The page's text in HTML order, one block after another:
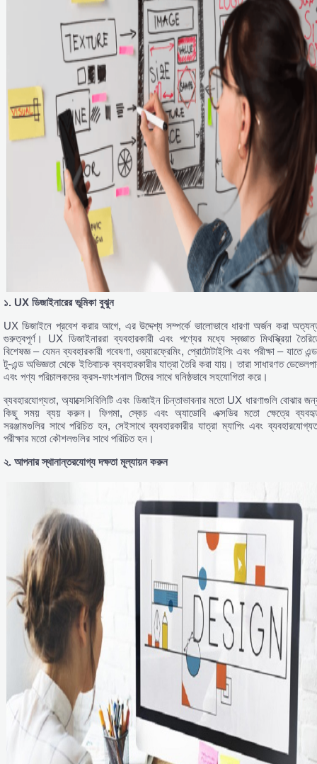
১. UX ডিজাইনারেরভূমিকাবুঝুন
UX ডিজাইনে প্রবেশ করার আগে, এর উদ্দেশ্য সম্পর্কে ভালোভাবে ধারণা অর্জন করা
গুরুত্বপূর্ণ। UX ডিজাইনাররা ব্যবহারকারী এবং পণ্যের মধ্যে স্বজ্ঞাত মিথস্ক্রিয়া
বিশেষজ্ঞ – যেমন ব্যবহারকারী গবেষণা, ওয়্যারফ্রেমিং, প্রোটোটাইপিং এবং পরীক্ষা – যাতে
টু-এন্ড অভিজ্ঞতা থেকে ইতিবাচক ব্যবহারকারীর যাত্রা তৈরি করা যায়। তারা সাধারণত
এবং পণ্য পরিচালকদের ক্রস-ফাংশনাল টিমের সাথে ঘনিষ্ঠভাবে সহযোগিতা করে।
ব্যবহারযোগ্যতা, অ্যাক্সেসিবিলিটি এবং ডিজাইন চিন্তাভাবনার মতো UX ধারণাগুলি বোঝার
কিছু সময় ব্যয় করুন। ফিগমা, স্কেচ এবং অ্যাডোবি এক্সডির মতো ক্ষেত্রে
সরঞ্জামগুলির সাথে পরিচিত হন, সেইসাথে ব্যবহারকারীর যাত্রা ম্যাপিং এবং
পরীক্ষার মতো কৌশলগুলির সাথে পরিচিত হন।
২. আপনারস্থানান্তরযোগ্যদক্ষতামূল্যায়নকরুন